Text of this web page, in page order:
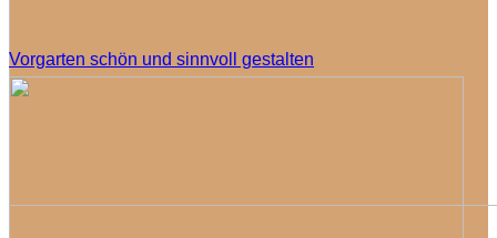
Vorgarten schön und sinnvoll gestalten